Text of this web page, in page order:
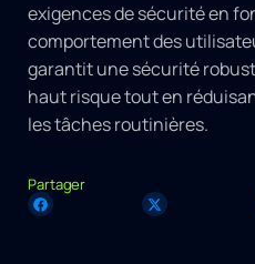
Partager
exigences de sécurité en
comportement des
garantit une sécurité
haut risque tout en
les tâches routinières.